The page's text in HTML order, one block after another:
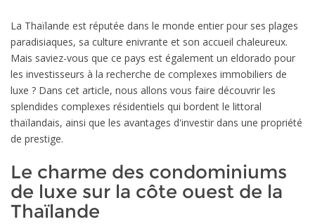
La Thaïlande est réputée dans le monde entier pour ses plages
paradisiaques, sa culture enivrante et son accueil chaleureux.
Mais saviez-vous que ce pays est également un eldorado pour
les investisseurs à la recherche de complexes immobiliers de
luxe ? Dans cet article, nous allons vous faire découvrir les
splendides complexes résidentiels qui bordent le littoral
thaïlandais, ainsi que les avantages d'investir dans une propriété
de prestige.
Le charme des condominiums
de luxe sur la côte ouest de la
Thaïlande